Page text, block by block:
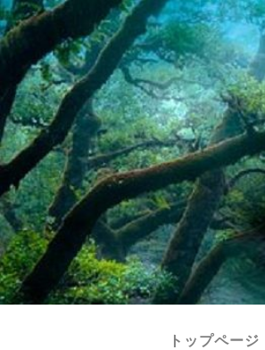
トップページ